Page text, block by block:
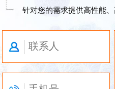
针对您的需求提供高性能